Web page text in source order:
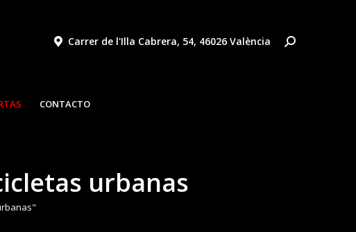
Carrer de l'Illa Cabrera, 54, 46026 València
CONTACTO
urbanas
NOTICIAS VÍDEOS OFERTAS CONTACTO